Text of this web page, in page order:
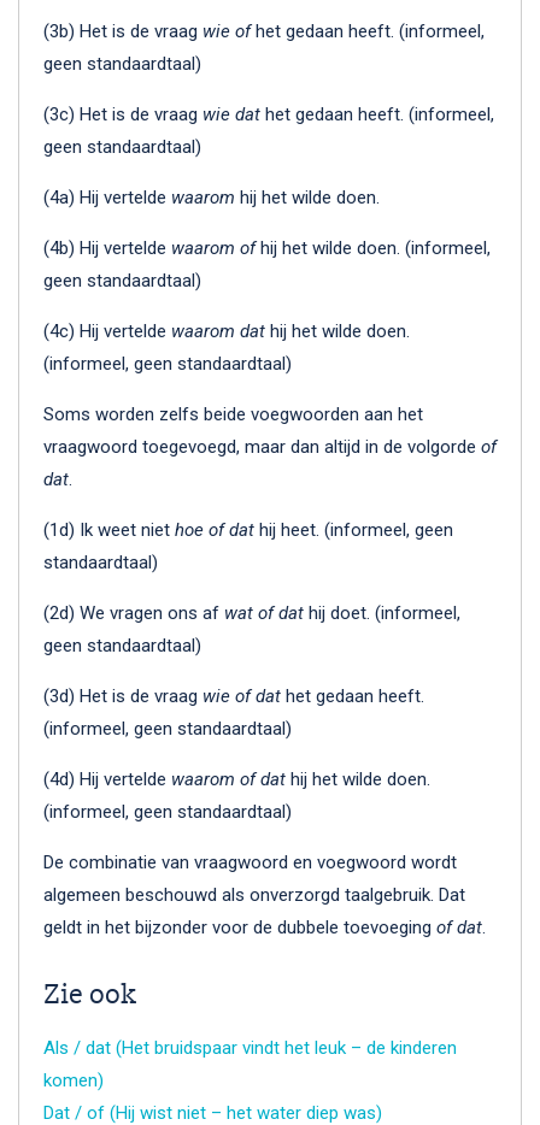
(3b) Het is de vraag wie ofhet gedaan heeft. (informeel,
geen standaardtaal)
(3c) Het is de vraag wie dat het gedaan heeft. (informeel,
geen standaardtaal)
(4a) Hij vertelde waarom hij het wilde doen.
(4b) Hij vertelde waarom ofhij het wilde doen. (informeel,
geen standaardtaal)
(4c) Hij vertelde waarom dat hij het wilde doen.
(informeel, geen standaardtaal)
Soms worden zelfs beide voegwoorden aan het
vraagwoord toegevoegd, maar dan altijd in de volgorde of
dat.
(1d) Ik weet niet hoe of dat hij heet. (informeel, geen
standaardtaal)
(2d) We vragen ons af wat of dat hij doet. (informeel,
geen standaardtaal)
(3d) Het is de vraag wie of dat het gedaan heeft.
(informeel, geen standaardtaal)
(4d) Hij vertelde waarom of dat hij het wilde doen.
(informeel, geen standaardtaal)
De combinatie van vraagwoord en voegwoord wordt
algemeen beschouwd als onverzorgd taalgebruik. Dat
geldt in het bijzonder voor de dubbele toevoeging of dat.
Zie ook
Als / dat (Het bruidspaar vindt het leuk – de kinderen
komen)
Dat / of (Hij wist niet – het water diep was)